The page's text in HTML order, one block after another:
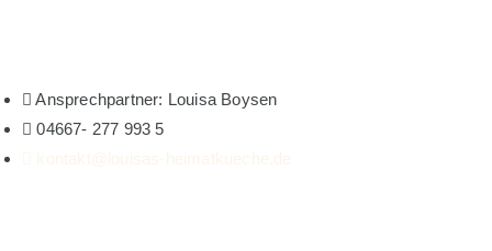
Ansprechpartner: Louisa Boysen
04667- 277 993 5
kontakt@louisas-heimatkueche.de